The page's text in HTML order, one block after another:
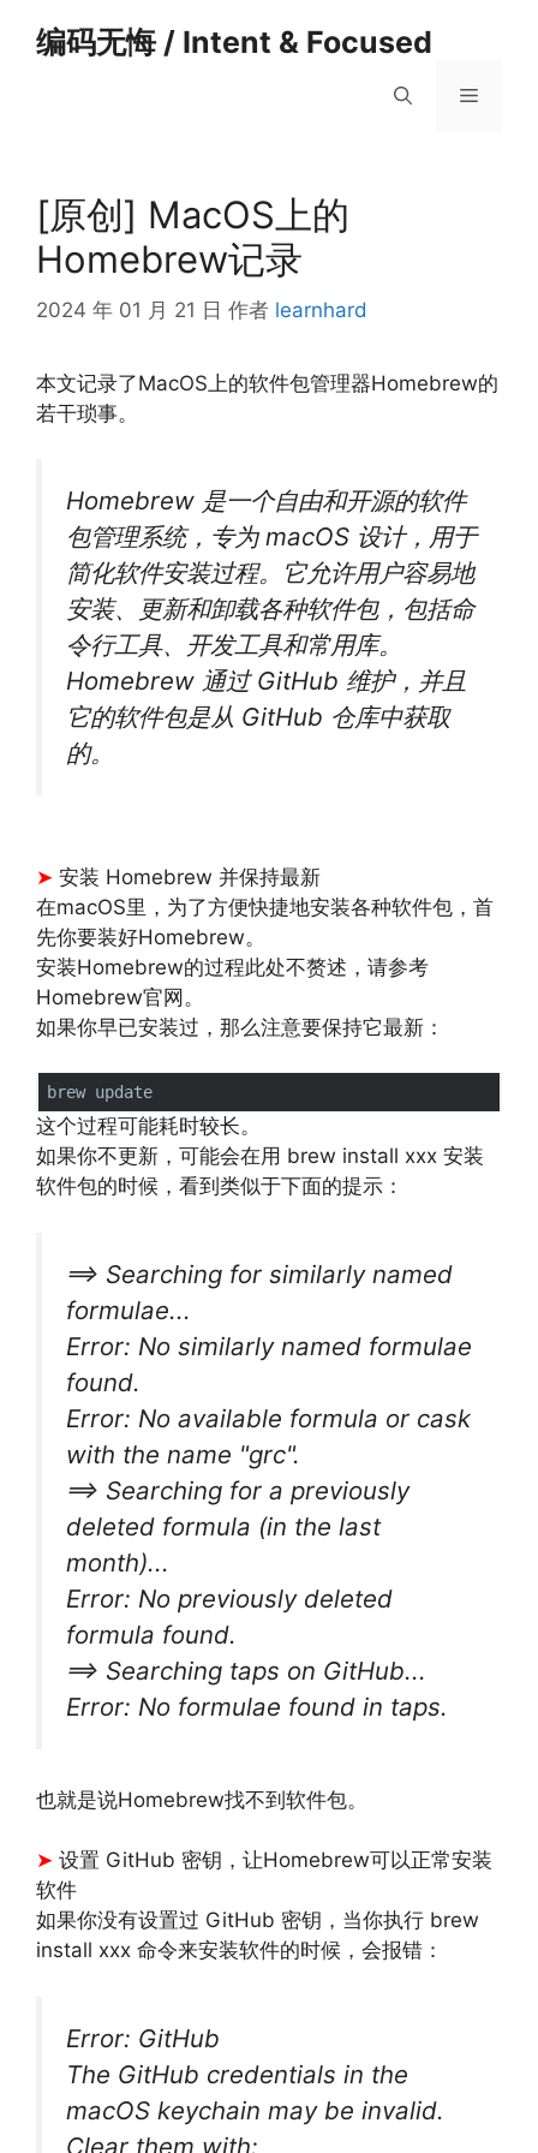
编码无悔 / Intent & Focused
菜
[原创] MacOS上的
Homebrew记录
2024 年 01 月 21 日 作者 learnhard
本文记录了MacOS上的软件包管理器Homebrew的
若干琐事。
Homebrew 是一个自由和开源的软件
包管理系统，专为 macOS 设计，用于
简化软件安装过程。它允许用户容易地
安装、更新和卸载各种软件包，包括命
令行工具、开发工具和常用库。
Homebrew 通过 GitHub 维护，并且
它的软件包是从 GitHub 仓库中获取
的。
➤ 安装 Homebrew 并保持最新
在macOS里，为了方便快捷地安装各种软件包，首
先你要装好Homebrew。
安装Homebrew的过程此处不赘述，请参考
Homebrew官网。
如果你早已安装过，那么注意要保持它最新：
这个过程可能耗时较长。
如果你不更新，可能会在用 brew install xxx 安装
软件包的时候，看到类似于下面的提示：
==> Searching for similarly named
formulae...
Error: No similarly named formulae
found.
Error: No available formula or cask
with the name "grc".
==> Searching for a previously
deleted formula (in the last
month)...
Error: No previously deleted
formula found.
==> Searching taps on GitHub...
Error: No formulae found in taps.
也就是说Homebrew找不到软件包。
➤ 设置 GitHub 密钥，让Homebrew可以正常安装
软件
如果你没有设置过 GitHub 密钥，当你执行 brew
install xxx 命令来安装软件的时候，会报错：
Error: GitHub
The GitHub credentials in the
macOS keychain may be invalid.
Clear them with: